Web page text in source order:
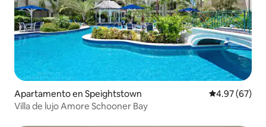
Apartamento en Speightstown Calificación
4.97 (67)
Villa de lujo Amore Schooner Bay